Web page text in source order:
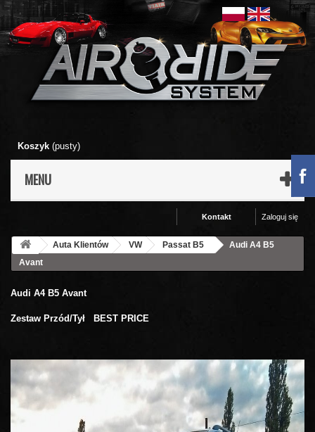
Koszyk (pusty)
MENU
Zaloguj się
Kontakt
Auta Klientów VW Passat B5
Audi A4 B5
Avant
Audi A4 B5 Avant
Zestaw Przód/Tył BEST PRICE